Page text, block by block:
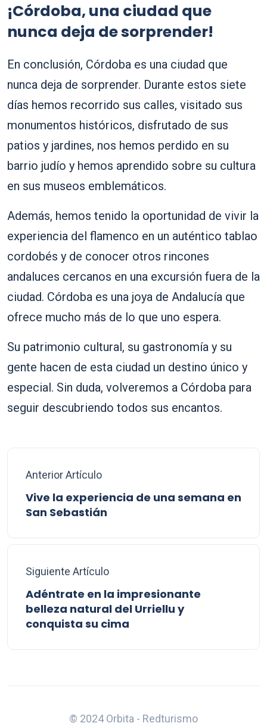
¡Córdoba, una ciudad que
nunca deja de sorprender!
En conclusión, Córdoba es una ciudad que
nunca deja de sorprender. Durante estos siete
días hemos recorrido sus calles, visitado sus
monumentos históricos, disfrutado de sus
patios y jardines, nos hemos perdido en su
barrio judío y hemos aprendido sobre su cultura
en sus museos emblemáticos.
Además, hemos tenido la oportunidad de vivir la
experiencia del flamenco en un auténtico tablao
cordobés y de conocer otros rincones
andaluces cercanos en una excursión fuera de la
ciudad. Córdoba es una joya de Andalucía que
ofrece mucho más de lo que uno espera.
Su patrimonio cultural, su gastronomía y su
gente hacen de esta ciudad un destino único y
especial. Sin duda, volveremos a Córdoba para
seguir descubriendo todos sus encantos.
Anterior Artículo
Vive la experiencia de una semana en
San Sebastián
Siguiente Artículo
Adéntrate en la impresionante
belleza natural del Urriellu y
conquista su cima
© 2024 Orbita - Redturismo